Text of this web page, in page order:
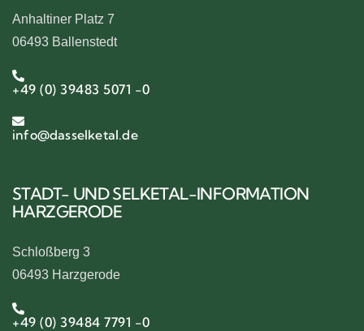
Anhaltiner Platz 7
06493 Ballenstedt
+49 (0) 39483 5071 -0
info@dasselketal.de
STADT- UND SELKETAL-INFORMATION
HARZGERODE
Schloßberg 3
06493 Harzgerode
+49 (0) 39484 7791 -0